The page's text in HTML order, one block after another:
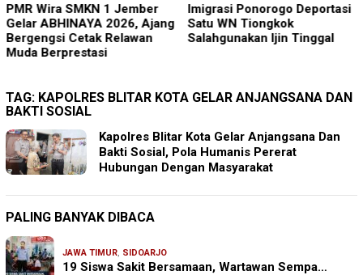
PMR Wira SMKN 1 Jember
Gelar ABHINAYA 2026, Ajang
Bergengsi Cetak Relawan
Muda Berprestasi
Imigrasi Ponorogo Deportasi
Satu WN Tiongkok
Salahgunakan Ijin Tinggal
TAG: KAPOLRES BLITAR KOTA GELAR ANJANGSANA DAN
BAKTI SOSIAL
Kapolres Blitar Kota Gelar Anjangsana Dan
Bakti Sosial, Pola Humanis Pererat
Hubungan Dengan Masyarakat
PALING BANYAK DIBACA
JAWA TIMUR, SIDOARJO
19 Siswa Sakit Bersamaan, Wartawan Sempa…